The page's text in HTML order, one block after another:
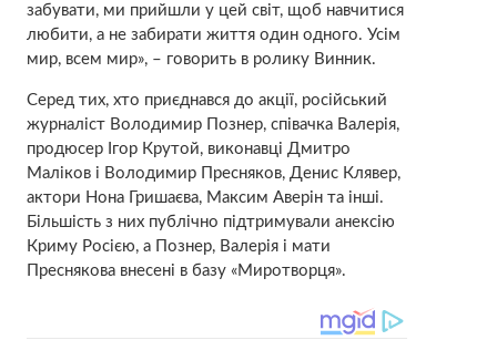
забувати, ми прийшли у цей світ, щоб навчитися
любити, а не забирати життя один одного. Усім
мир, всем мир», – говорить в ролику Винник.
Серед тих, хто приєднався до акції, російський
журналіст Володимир Познер, співачка Валерія,
продюсер Ігор Крутой, виконавці Дмитро
Маліков і Володимир Пресняков, Денис Клявер,
актори Нона Гришаєва, Максим Аверін та інші.
Більшість з них публічно підтримували анексію
Криму Росією, а Познер, Валерія і мати
Преснякова внесені в базу «Миротворця».